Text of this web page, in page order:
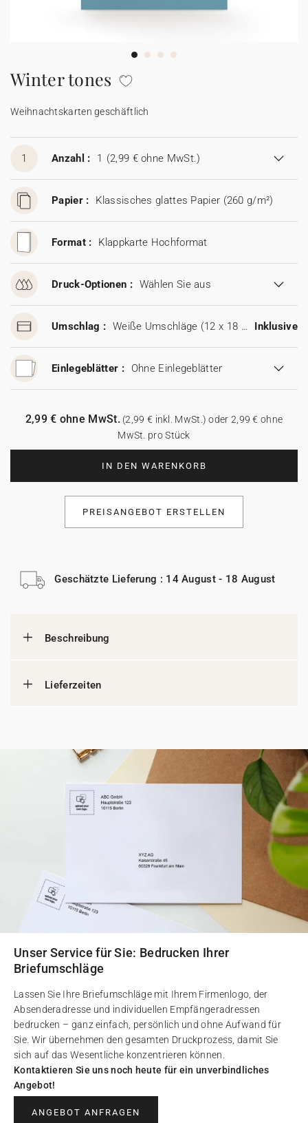
Aufkleber
Winter tones
Weihnachtskarten geschäftlich
1 Anzahl : 1 (2,99 € ohne MwSt.)
Papier : Klassisches glattes Papier (260 g/m²)
Format : Klappkarte Hochformat
Druck-Optionen : Wählen Sie aus
Umschlag : Weiße Umschläge (12 x 18 cm) Inklusive
Einlegeblätter : Ohne Einlegeblätter
IN DEN WARENKORB
2,99 € ohne MwSt.(2,99 € inkl. MwSt.) oder 2,99 € ohne
MwSt. pro Stück
PREISANGEBOT ERSTELLEN
Geschätzte Lieferung : 14 August - 18 August
Beschreibung
Lieferzeiten
Unser Service für Sie: Bedrucken Ihrer
Briefumschläge
Lassen Sie Ihre Briefumschläge mit Ihrem Firmenlogo, der
Absenderadresse und individuellen Empfängeradressen
bedrucken – ganz einfach, persönlich und ohne Aufwand für
Sie. Wir übernehmen den gesamten Druckprozess, damit Sie
sich auf das Wesentliche konzentrieren können.
Kontaktieren Sie uns noch heute für ein unverbindliches
Angebot!
ANGEBOT ANFRAGEN